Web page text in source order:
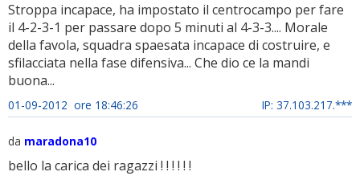
Stroppa incapace, ha impostato il centrocampo per fare
il 4-2-3-1 per passare dopo 5 minuti al 4-3-3.... Morale
della favola, squadra spaesata incapace di costruire, e
sfilacciata nella fase difensiva... Che dio ce la mandi
buona...
01-09-2012 ore 18:46:26 IP: 37.103.217.***
da maradona10
bello la carica dei ragazzi ! ! ! ! ! !